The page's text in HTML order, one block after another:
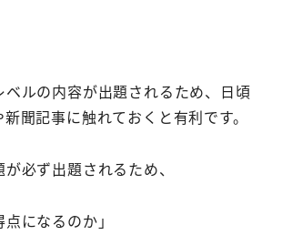
ルの内容が出題されるため、日頃
聞記事に触れておくと有利です。
必ず出題されるため、
点になるのか」